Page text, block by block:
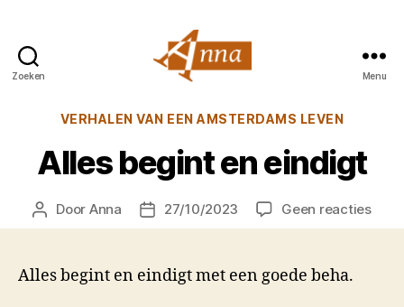
Zoeken
van
Menu
Categorieën
VERHALEN VAN EEN AMSTERDAMS LEVEN
Alles begint en eindigt
Berichtauteur
Door Anna Berichtdatum
27/10/2023 Geen reactiesop
Alles
Alles begint en eindigt met een goede beha.